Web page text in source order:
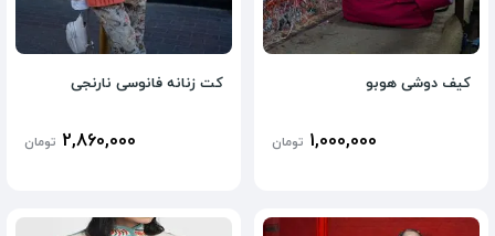
کیف دوشی هوبو
1,000,000 تومان
کت زنانه فانوسی نارنجی
2,860,000 تومان